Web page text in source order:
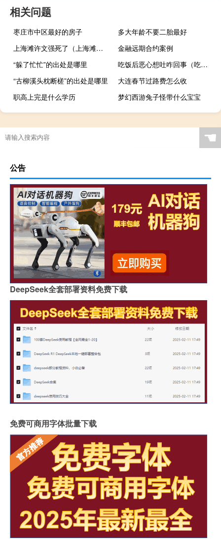
相关问题
枣庄市中区最好的房子
多大年龄不要二胎最好
上海滩许文强死了（上海滩中 许文强是怎么死的）
金融远期合约案例
“躲了忙忙”的出处是哪里
吃饭后恶心想吐咋回事（吃饭后恶心反胃想吐是怎么回事）
“古柳溪头枕断槎”的出处是哪里
大连春节过路费怎么收
职高上完是什么学历
梦幻西游兔子怪带什么宝宝
☚
公告
DeepSeek全套部署资料免费下载
免费可商用字体批量下载